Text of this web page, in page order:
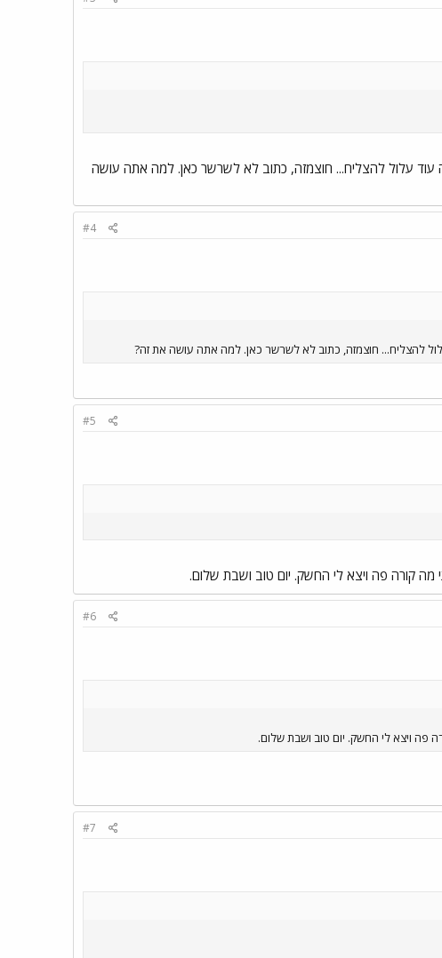
עוד עלול להצליח... חוצמזה, כתוב לא לשרשר כאן. למה אתה עושה
#4
להצליח... חוצמזה, כתוב לא לשרשר כאן. למה אתה עושה את זה?
#5
מה קורה פה ויצא לי החשק. יום טוב ושבת שלום.
#6
פה ויצא לי החשק. יום טוב ושבת שלום.
#7